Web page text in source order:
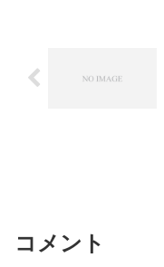
コメント